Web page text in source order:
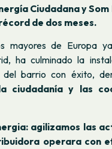
Ciudadana y
de dos meses.
de Europa
ha culminado la
barrio con éxito,
ciudadanía y las
agilizamos las
operara con